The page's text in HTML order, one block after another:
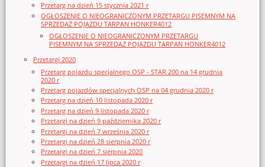
Przetarg na dzień 15 stycznia 2021 r
OGŁOSZENIE O NIEOGRANICZONYM PRZETARGU PISEMNYM NA
SPRZEDAŻ POJAZDU TARPAN HONKER4012
OGŁOSZENIE O NIEOGRANICZONYM PRZETARGU
PISEMNYM NA SPRZEDAŻ POJAZDU TARPAN HONKER4012
Przetargi 2020
Przetarg pojazdu specjalnego OSP - STAR 200 na 14 grudnia
2020 r
Przetarg pojazdów specjalnych OSP na 04 grudnia 2020 r
Przetarg na dzień 10 listopada 2020 r
Przetarg na dzień 9 listopada 2020 r
Przetargi na dzień 9 października 2020 r
Przetargi na dzień 7 września 2020 r
Przetargi na dzień 28 sierpnia 2020 r
Przetargi na dzień 7 sierpnia 2020
Przetargi na dzień 17 lipca 2020 r